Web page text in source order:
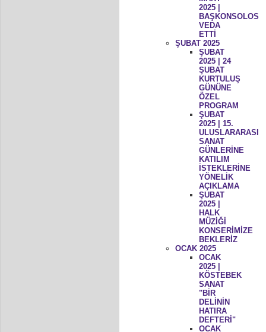
2025 |
BAŞKONSOLOS
VEDA
ETTİ
ŞUBAT 2025
ŞUBAT
2025 | 24
ŞUBAT
KURTULUŞ
GÜNÜNE
ÖZEL
PROGRAM
ŞUBAT
2025 | 15.
ULUSLARARASI
SANAT
GÜNLERİNE
KATILIM
İSTEKLERİNE
YÖNELİK
AÇIKLAMA
ŞUBAT
2025 |
HALK
MÜZİĞİ
KONSERİMİZE
BEKLERİZ
OCAK 2025
OCAK
2025 |
KÖSTEBEK
SANAT
"BİR
DELİNİN
HATIRA
DEFTERİ"
OCAK